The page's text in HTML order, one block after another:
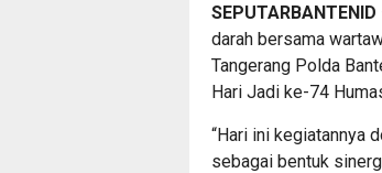
SEPUTARBANTENID
darah bersama
Tangerang Polda
Hari Jadi ke-74
“Hari ini kegiatannya
sebagai bentuk